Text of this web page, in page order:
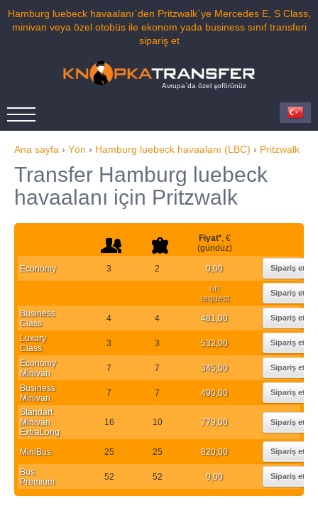
Hamburg luebeck havaalanı`den Pritzwalk`ye Mercedes E, S Class,
minivan veya özel otobüs ile ekonom yada business sınıf transferi
sipariş et
Avrupa`da özel şoförünüz
Ana sayfa › Yön › Hamburg luebeck havaalanı (LBC) › Pritzwalk
Transfer Hamburg luebeck
havaalanı için Pritzwalk
Fiyat*, €
(gündüz)
Economy 3 2 0,00 Sipariş et
on
request
Sipariş et
Business
Class
4 4 481,00 Sipariş et
Luxury
Class
3 3 532,00 Sipariş et
Economy
Minivan
7 7 345,00 Sipariş et
Business
Minivan
7 7 490,00 Sipariş et
Standart
Minivan
ExtraLong
16 10 779,00 Sipariş et
MiniBus 25 25 820,00 Sipariş et
Bus
Premium
52 52 0,00 Sipariş et